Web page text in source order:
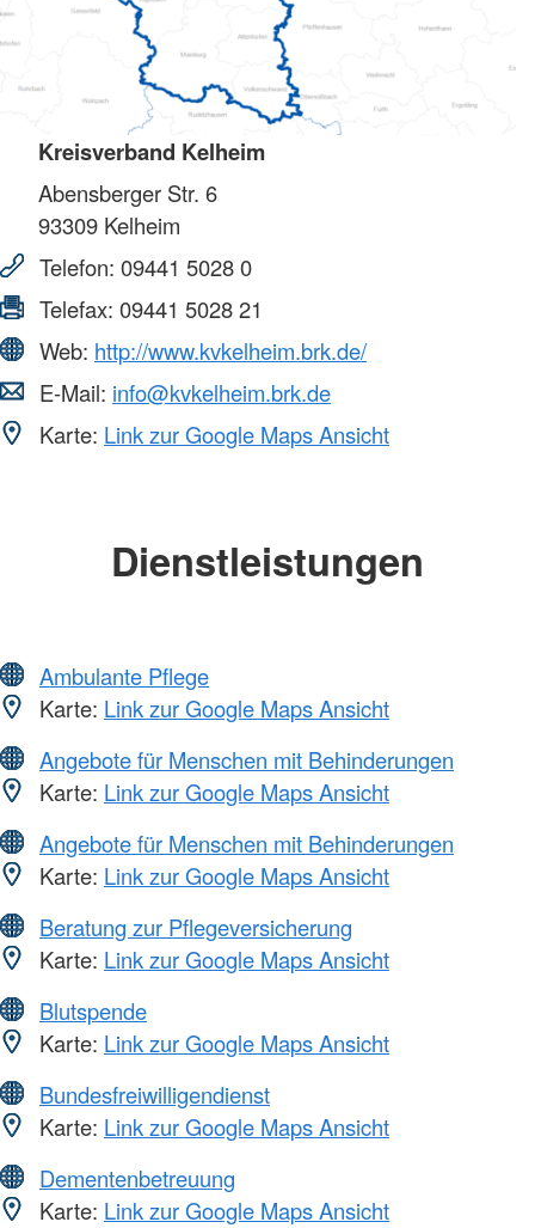
Kreisverband Kelheim
Abensberger Str. 6
93309 Kelheim
Telefon: 09441 5028 0
Telefax: 09441 5028 21
Web: http://www.kvkelheim.brk.de/
E-Mail: info@kvkelheim.brk.de
Karte: Link zur Google Maps Ansicht
Dienstleistungen
Ambulante Pflege
Karte: Link zur Google Maps Ansicht
Angebote für Menschen mit Behinderungen
Karte: Link zur Google Maps Ansicht
Angebote für Menschen mit Behinderungen
Karte: Link zur Google Maps Ansicht
Beratung zur Pflegeversicherung
Karte: Link zur Google Maps Ansicht
Blutspende
Karte: Link zur Google Maps Ansicht
Bundesfreiwilligendienst
Karte: Link zur Google Maps Ansicht
Dementenbetreuung
Karte: Link zur Google Maps Ansicht